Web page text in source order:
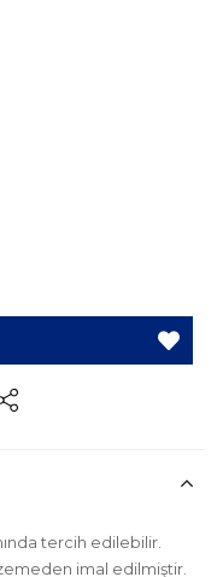
tercih edilebilir.
imal edilmiştir.